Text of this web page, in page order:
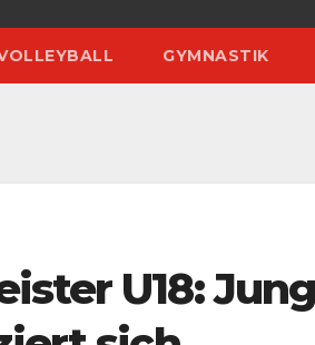
GYMNASTIK
U18: